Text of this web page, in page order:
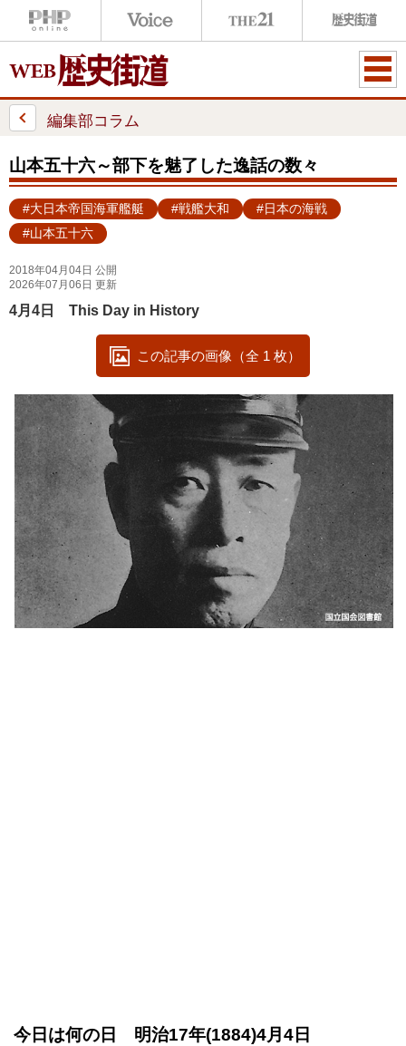
ME
編集部コラム
山本五十六～部下を魅了した逸話の数々
#大日本帝国海軍艦艇 #戦艦大和
#日本の海戦
#山本五十六
2018年04月04日 公開
2026年07月06日 更新
4月4日 This Day in History
この記事の画像（全 1 枚）
今日は何の日 明治17年(1884)4月4日